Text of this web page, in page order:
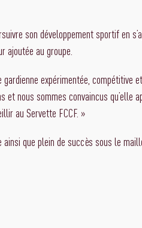
son développement sportif en
ajoutée au groupe.
expérimentée, compétitive
nous sommes convaincus qu’elle
au Servette FCCF. »
ainsi que plein de succès sous le